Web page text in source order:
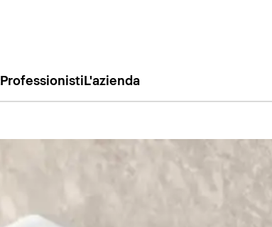
Professionisti L'azienda